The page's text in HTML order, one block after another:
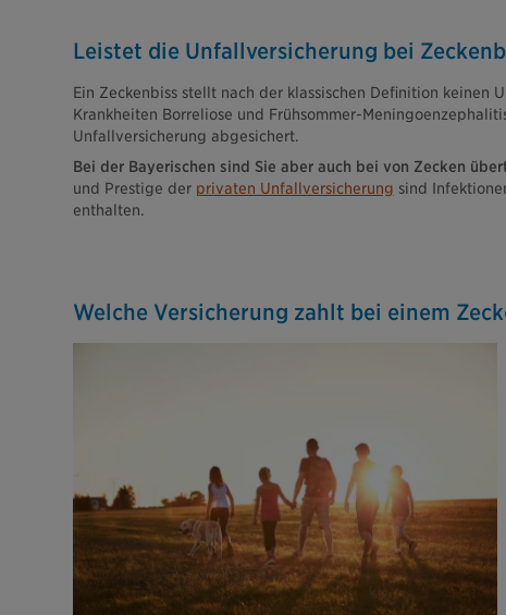
Leistet die Unfallversicherung bei
Ein Zeckenbiss stellt nach der klassischen Definition keinen
Krankheiten Borreliose und Frühsommer-
Unfallversicherung abgesichert.
Bei der Bayerischen sind Sie aber auch bei von Zecken
und Prestige der privaten Unfallversicherung sind
enthalten.
Welche Versicherung zahlt bei einem